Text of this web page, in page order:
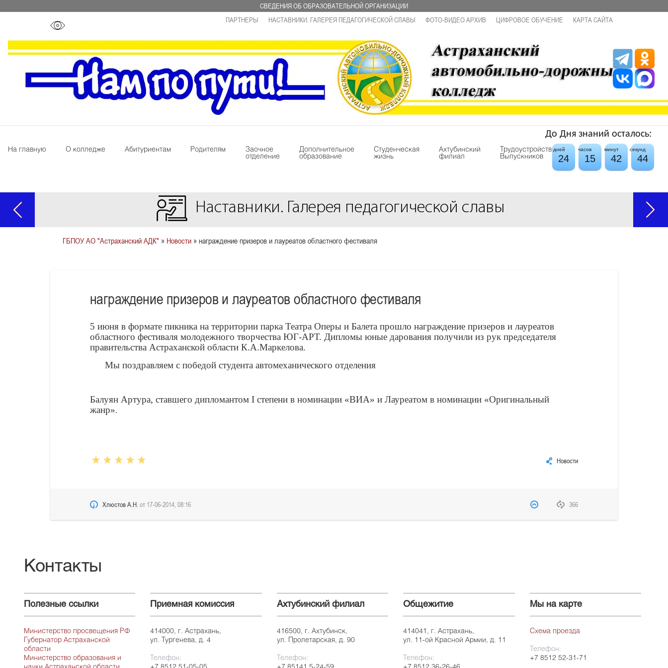
СВЕДЕНИЯ ОБ ОБРАЗОВАТЕЛЬНОЙ ОРГАНИЗАЦИИ
ПАРТНЕРЫ
НАСТАВНИКИ. ГАЛЕРЕЯ ПЕДАГОГИЧЕСКОЙ СЛАВЫ ФОТО-ВИДЕО АРХИВ ЦИФРОВОЕ ОБУЧЕНИЕ КАРТА САЙТА
На главную О колледже Абитуриентам Родителям
Заочное
отделение
Дополнительное
образование
Студенческая
жизнь
Ахтубинский
филиал
Трудоустройство
Выпускников
До Дня знаний осталось:
дней часов минут секунд
24 15 42 43
Наставники. Галерея педагогической славы
ГБПОУ АО "Астраханский АДК" » Новости» награждение призеров и лауреатов областного фестиваля
награждение призеров и лауреатов областного фестиваля
5 июня в формате пикника на территории парка Театра Оперы и Балета прошло награждение призеров и лауреатов
областного фестиваля молодежного творчества ЮГ-АРТ. Дипломы юные дарования получили из рук председателя
правительства Астраханской области К.А.Маркелова.
Мы поздравляем с победой студента автомеханического отделения
Балуян Артура, ставшего дипломантом I степени в номинации «ВИА» и Лауреатом в номинации «Оригинальный
жанр».
Новости
366
Хлюстов А.Н. от 17-06-2014, 08:16
Контакты
Полезные ссылки
Министерство просвещения РФ
Губернатор Астраханской
области
Министерство образования и
Приемная комиссия
414000, г. Астрахань,
ул. Тургенева, д. 4
Телефон:
Ахтубинский филиал
416500, г. Ахтубинск,
ул. Пролетарская, д. 90
Телефон:
Общежитие
414041, г. Астрахань,
ул. 11-ой Красной Армии, д. 11
Телефон:
Мы на карте
Схема проезда
Телефон:
+7 8512 52-31-71